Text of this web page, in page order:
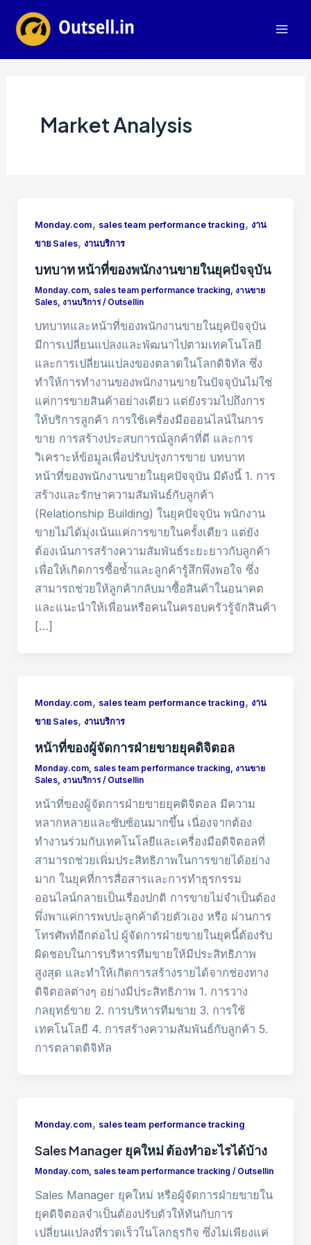
content
Market Analysis
Monday.com, sales team performance tracking, งาน
ขาย Sales, งานบริการ
บทบาท หน้าที่ของพนักงานขายในยุคปัจจุบัน
Monday.com, sales team performance tracking, งานขาย
Sales, งานบริการ/ Outsellin
บทบาทและหน้าที่ของพนักงานขายในยุคปัจจุบัน
มีการเปลี่ยนแปลงและพัฒนาไปตามเทคโนโลยี
และการเปลี่ยนแปลงของตลาดในโลกดิจิทัล ซึ่ง
ทำให้การทำงานของพนักงานขายในปัจจุบันไม่ใช่
แค่การขายสินค้าอย่างเดียว แต่ยังรวมไปถึงการ
ให้บริการลูกค้า การใช้เครื่องมือออนไลน์ในการ
ขาย การสร้างประสบการณ์ลูกค้าที่ดี และการ
วิเคราะห์ข้อมูลเพื่อปรับปรุงการขาย บทบาท
หน้าที่ของพนักงานขายในยุคปัจจุบัน มีดังนี้ 1. การ
สร้างและรักษาความสัมพันธ์กับลูกค้า
(Relationship Building) ในยุคปัจจุบัน พนักงาน
ขายไม่ได้มุ่งเน้นแค่การขายในครั้งเดียว แต่ยัง
ต้องเน้นการสร้างความสัมพันธ์ระยะยาวกับลูกค้า
เพื่อให้เกิดการซื้อซ้ำและลูกค้ารู้สึกพึงพอใจ ซึ่ง
สามารถช่วยให้ลูกค้ากลับมาซื้อสินค้าในอนาคต
และแนะนำให้เพื่อนหรือคนในครอบครัวรู้จักสินค้า
[…]
Monday.com, sales team performance tracking, งาน
ขาย Sales, งานบริการ
หน้าที่ของผู้จัดการฝ่ายขายยุคดิจิตอล
Monday.com, sales team performance tracking, งานขาย
Sales, งานบริการ/ Outsellin
หน้าที่ของผู้จัดการฝ่ายขายยุคดิจิตอล มีความ
หลากหลายและซับซ้อนมากขึ้น เนื่องจากต้อง
ทำงานร่วมกับเทคโนโลยีและเครื่องมือดิจิตอลที่
สามารถช่วยเพิ่มประสิทธิภาพในการขายได้อย่าง
มาก ในยุคที่การสื่อสารและการทำธุรกรรม
ออนไลน์กลายเป็นเรื่องปกติ การขายไม่จำเป็นต้อง
พึ่งพาแค่การพบปะลูกค้าด้วยตัวเอง หรือ ผ่านการ
โทรศัพท์อีกต่อไป ผู้จัดการฝ่ายขายในยุคนี้ต้องรับ
ผิดชอบในการบริหารทีมขายให้มีประสิทธิภาพ
สูงสุด และทำให้เกิดการสร้างรายได้จากช่องทาง
ดิจิตอลต่างๆ อย่างมีประสิทธิภาพ 1. การวาง
กลยุทธ์ขาย 2. การบริหารทีมขาย 3. การใช้
เทคโนโลยี 4. การสร้างความสัมพันธ์กับลูกค้า 5.
การตลาดดิจิทัล
Monday.com, sales team performance tracking
Sales Manager ยุคใหม่ ต้องทำอะไรได้บ้าง
Monday.com, sales team performance tracking / Outsellin
Sales Manager ยุคใหม่ หรือผู้จัดการฝ่ายขายใน
ยุคดิจิตอลจำเป็นต้องปรับตัวให้ทันกับการ
เปลี่ยนแปลงที่รวดเร็วในโลกธุรกิจ ซึ่งไม่เพียงแค่